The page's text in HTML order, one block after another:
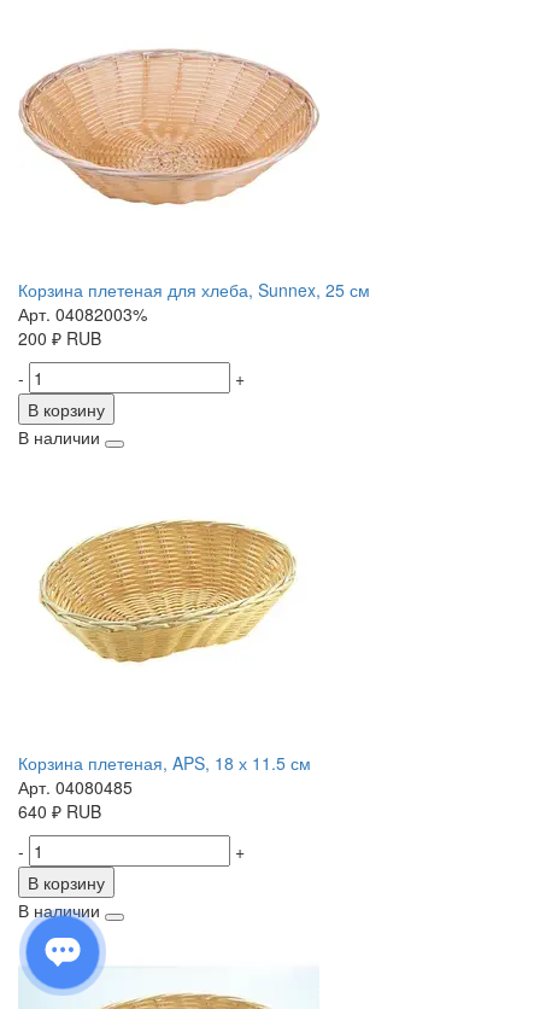
Корзина плетеная для хлеба, Sunnex, 25 см
Арт. 04082003%
200 ₽ RUB
-
+
В корзину
В наличии
Корзина плетеная, APS, 18 х 11.5 см
Арт. 04080485
640 ₽ RUB
-
+
В корзину
В наличии